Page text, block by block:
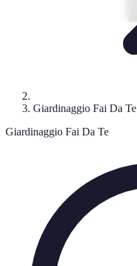
Giardinaggio Fai Da Te
Giardinaggio Fai Da Te